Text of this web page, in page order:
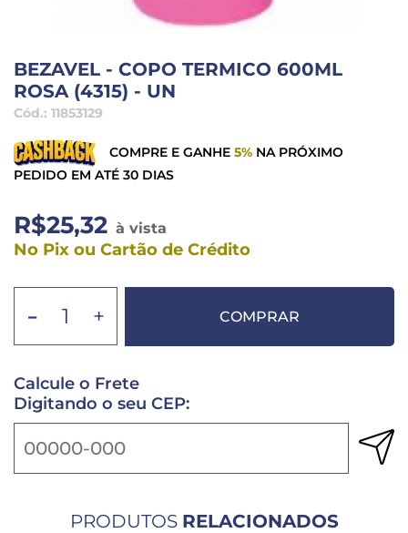
BEZAVEL - COPO TERMICO 600ML
ROSA (4315) - UN
Cód.: 11853129
COMPRE E GANHE 5% NA PRÓXIMO
PEDIDO EM ATÉ 30 DIAS
R$25,32 à vista
No Pix ou Cartão de Crédito
- + COMPRAR
Calcule o Frete
Digitando o seu CEP:
PRODUTOS RELACIONADOS